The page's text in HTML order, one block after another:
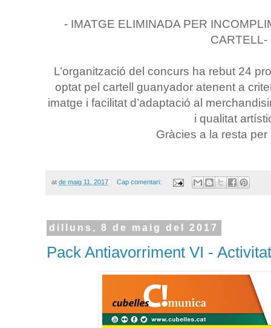
- IMATGE ELIMINADA PER
CARTELL-
L’organització del concurs ha rebut 24
optat pel cartell guanyador atenent a
imatge i facilitat d’adaptació al
i qualitat
Gràcies a la resta per
at de maig 11, 2017 Cap comentari:
dilluns, 8 de maig del 2017
Pack Antiavorriment VI -